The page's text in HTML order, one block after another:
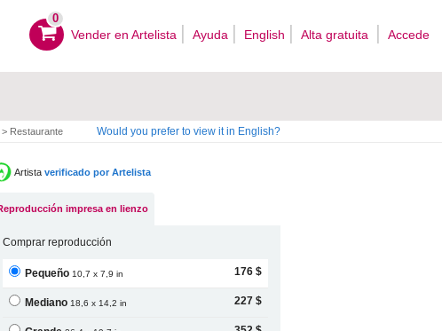
0
Vender en Artelista Ayuda English Alta gratuita Accede
> Restaurante Would you prefer to view it in English?
Artista verificado por Artelista
impresa en lienzo
Comprar reproducción
Pequeño10,7 x 7,9 in 176 $
Mediano18,6 x 14,2 in 227 $